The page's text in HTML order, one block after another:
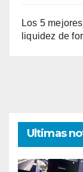
Los 5
liquidez de
Ultimas